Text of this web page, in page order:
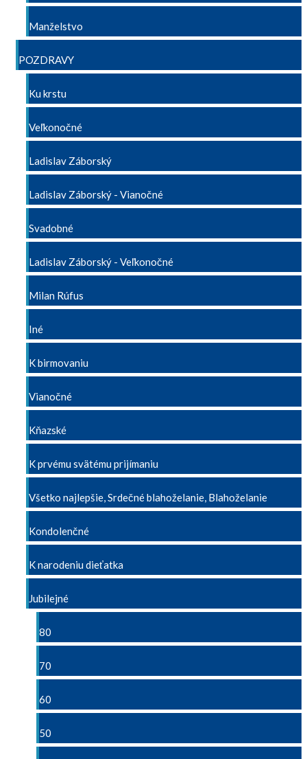
Manželstvo
POZDRAVY
Ku krstu
Veľkonočné
Ladislav Záborský
Ladislav Záborský - Vianočné
Svadobné
Ladislav Záborský - Veľkonočné
Milan Rúfus
Iné
K birmovaniu
Vianočné
Kňazské
K prvému svätému prijímaniu
Všetko najlepšie, Srdečné blahoželanie, Blahoželanie
Kondolenčné
K narodeniu dieťatka
Jubilejné
80
70
60
50